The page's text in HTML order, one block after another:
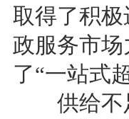
取得了积
政服务市
了“一站式
供给不